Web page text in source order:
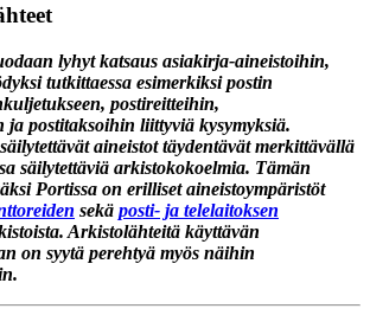
lyhyt katsaus asiakirja-aineistoihin,
tutkittaessa esimerkiksi postin
postireitteihin,
postitaksoihin liittyviä kysymyksiä.
aineistot täydentävät merkittävällä
säilytettäviä arkistokokoelmia. Tämän
Portissa on erilliset aineistoympäristöt
sekä posti- ja telelaitoksen
Arkistolähteitä käyttävän
on syytä perehtyä myös näihin